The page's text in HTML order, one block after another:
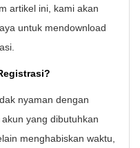
artikel ini, kami akan
untuk mendownload
nyaman dengan
yang dibutuhkan
menghabiskan waktu,